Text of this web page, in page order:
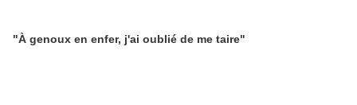
"À genoux en enfer, j'ai oublié de me taire"